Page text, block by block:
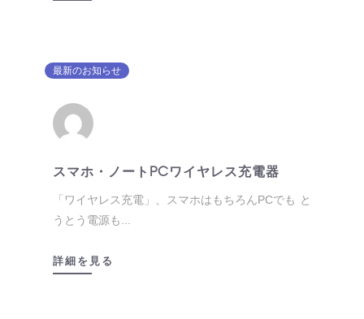
最新のお知らせ
スマホ・ノートPCワイヤレス充電器
「ワイヤレス充電」、スマホはもちろんPCでも と
うとう電源も...
詳細を見る